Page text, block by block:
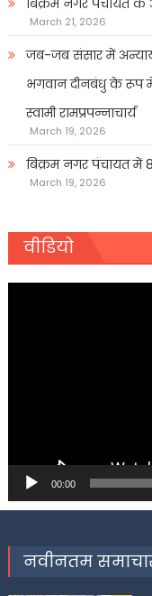
बिक्रम नगर पंचायत के
March 21, 2026
जब-जब संसार में
भगवान दीनबंधु के रूप में
स्वामी रामप्रपन्नाचार्य
March 19, 2026
बिक्रम नगर पंचायत में
March 19, 2026
वीडियो
00:00
नवीनतम